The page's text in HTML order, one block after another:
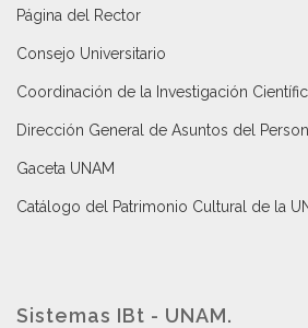
Página del Rector
Consejo Universitario
Coordinación de la Investigación
Dirección General de Asuntos del
Gaceta UNAM
Catálogo del Patrimonio Cultural de la
Sistemas IBt - UNAM.